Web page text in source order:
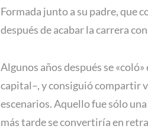
Formada junto a su padre, que
después de acabar la carrera
Algunos años después se
capital–, y consiguió compartir
escenarios. Aquello fue sólo
más tarde se convertiría en